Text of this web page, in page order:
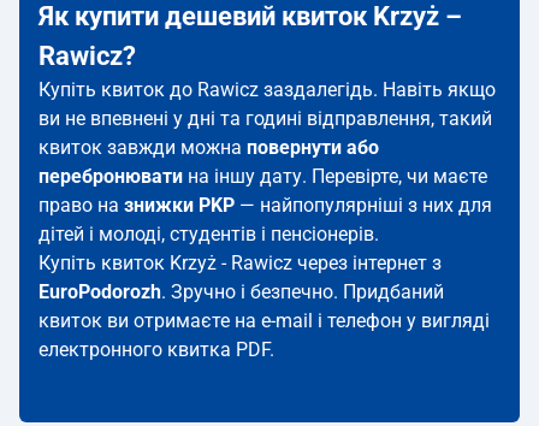
Як купити дешевий квиток Krzyż –
Rawicz?
Купіть квиток до Rawicz заздалегідь. Навіть якщо
ви не впевнені у дні та годині відправлення, такий
квиток завжди можна повернути або
перебронювати на іншу дату. Перевірте, чи маєте
право на знижки PKP — найпопулярніші з них для
дітей і молоді, студентів і пенсіонерів.
Купіть квиток Krzyż - Rawicz через інтернет з
EuroPodorozh. Зручно і безпечно. Придбаний
квиток ви отримаєте на e-mail і телефон у вигляді
електронного квитка PDF.